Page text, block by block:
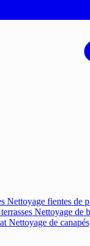
Nettoyage fientes de
Nettoyage de
Nettoyage de